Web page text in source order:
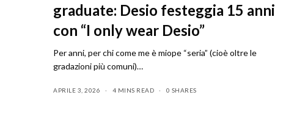
graduate: Desio festeggia 15 anni
con “I only wear Desio”
Per anni, per chi come me è miope “seria” (cioè oltre le
gradazioni più comuni)…
APRILE 3, 2026 4 MINS READ 0 SHARES